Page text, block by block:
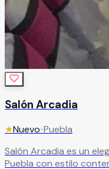
Salón Arcadia
★Nuevo•Puebla
Salón Arcadia es un
Puebla con estilo